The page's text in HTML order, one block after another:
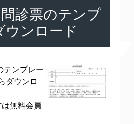
診票のテンプ
ウンロード
テンプレー
ダウンロ
無料会員